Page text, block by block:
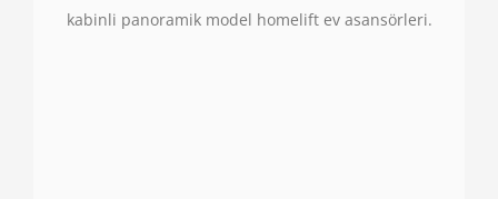
kabinli panoramik model homelift ev asansörleri.